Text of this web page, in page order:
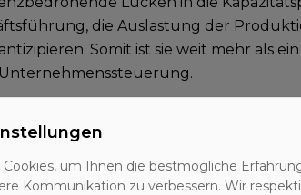
die Auslastung der
Somit ist sie weit mehr als
einer B2B-Pipeline
Deal Pipeline in der Industrie ist nach
nicht nach den Aktivitäten des
um Ihnen die bestmögliche
Kommunikation zu verbessern. Wir